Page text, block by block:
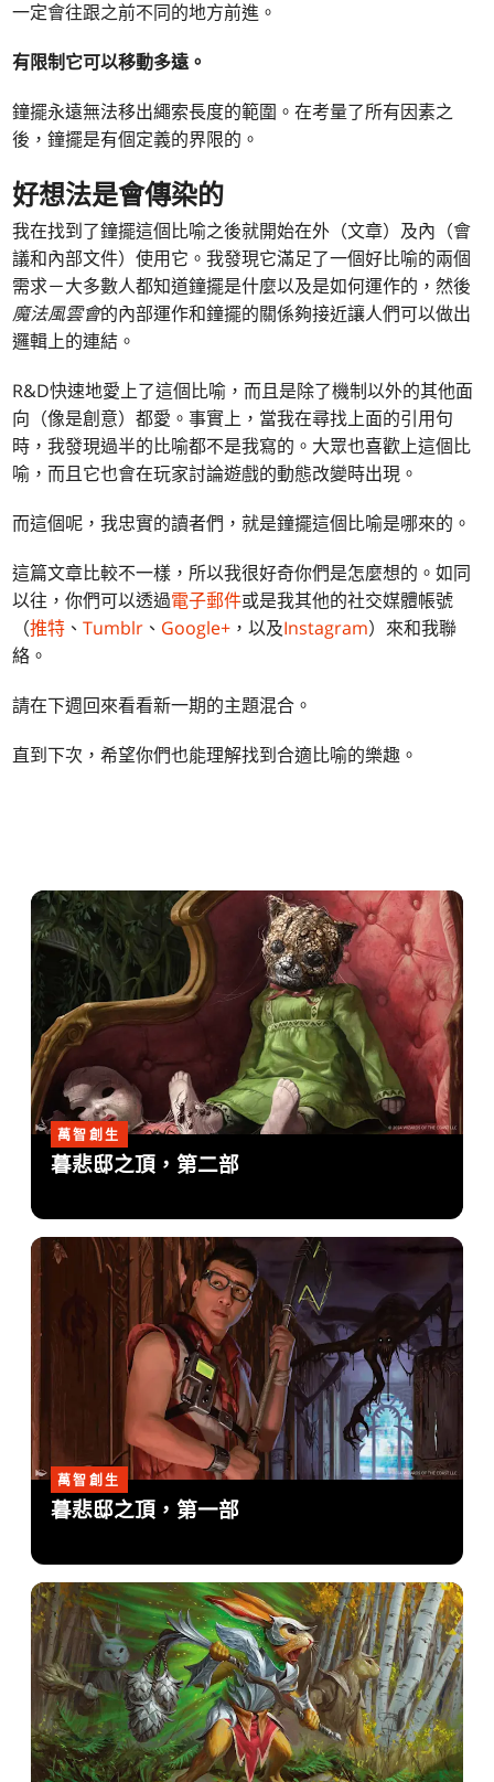
一定會往跟之前不同的地方前進。
有限制它可以移動多遠。
鐘擺永遠無法移出繩索長度的範圍。在考量了所有因素之
後，鐘擺是有個定義的界限的。
好想法是會傳染的
我在找到了鐘擺這個比喻之後就開始在外（文章）及內（會
議和內部文件）使用它。我發現它滿足了一個好比喻的兩個
需求－大多數人都知道鐘擺是什麼以及是如何運作的，然後
魔法風雲會的內部運作和鐘擺的關係夠接近讓人們可以做出
邏輯上的連結。
R&D快速地愛上了這個比喻，而且是除了機制以外的其他面
向（像是創意）都愛。事實上，當我在尋找上面的引用句
時，我發現過半的比喻都不是我寫的。大眾也喜歡上這個比
喻，而且它也會在玩家討論遊戲的動態改變時出現。
而這個呢，我忠實的讀者們，就是鐘擺這個比喻是哪來的。
這篇文章比較不一樣，所以我很好奇你們是怎麼想的。如同
以往，你們可以透過電子郵件或是我其他的社交媒體帳號
（推特 、Tumblr 、 Google+ ，以及Instagram）來和我聯
絡。
請在下週回來看看新一期的主題混合。
直到下次，希望你們也能理解找到合適比喻的樂趣。
萬智創生
暮悲邸之頂，第二部
萬智創生
暮悲邸之頂，第一部